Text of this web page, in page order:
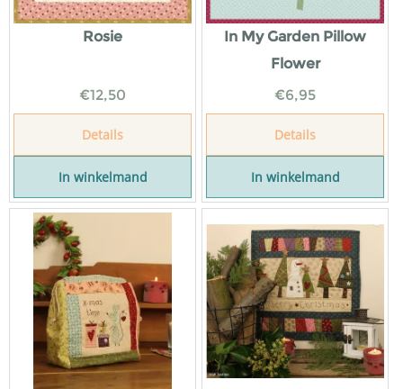
Rosie
€12,50
Details
In winkelmand
In My Garden Pillow
Flower
€6,95
Details
In winkelmand